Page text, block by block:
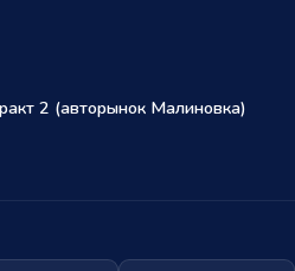
2 (авторынок Малиновка)